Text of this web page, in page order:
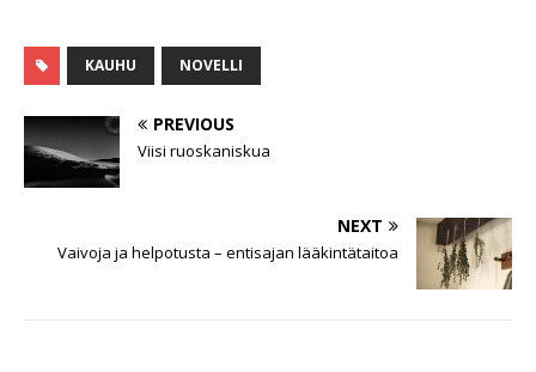
KAUHU NOVELLI
PREVIOUS
Viisi ruoskaniskua
NEXT
Vaivoja ja helpotusta – entisajan lääkintätaitoa